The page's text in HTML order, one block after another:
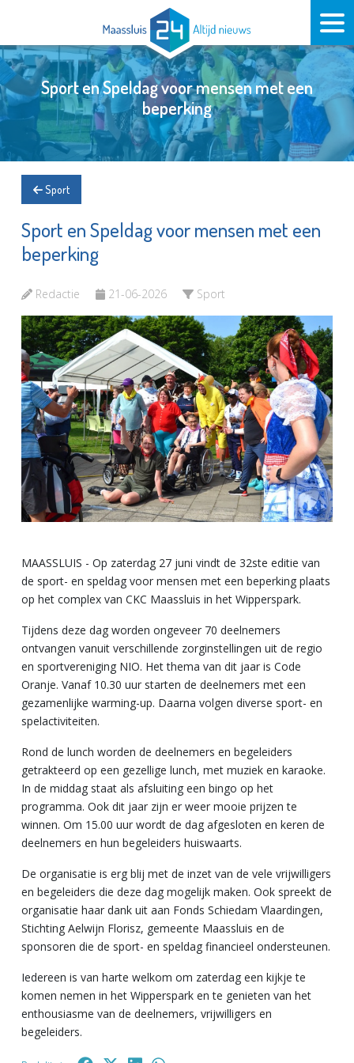
Sport en Speldag voor mensen met een
beperking
Sport
Sport en Speldag voor mensen met een
beperking
Redactie 21-06-2026 Sport
MAASSLUIS - Op zaterdag 27 juni vindt de 32ste editie van
de sport- en speldag voor mensen met een beperking plaats
op het complex van CKC Maassluis in het Wipperspark.
Tijdens deze dag worden ongeveer 70 deelnemers
ontvangen vanuit verschillende zorginstellingen uit de regio
en sportvereniging NIO. Het thema van dit jaar is Code
Oranje. Vanaf 10.30 uur starten de deelnemers met een
gezamenlijke warming-up. Daarna volgen diverse sport- en
spelactiviteiten.
Rond de lunch worden de deelnemers en begeleiders
getrakteerd op een gezellige lunch, met muziek en karaoke.
In de middag staat als afsluiting een bingo op het
programma. Ook dit jaar zijn er weer mooie prijzen te
winnen. Om 15.00 uur wordt de dag afgesloten en keren de
deelnemers en hun begeleiders huiswaarts.
De organisatie is erg blij met de inzet van de vele vrijwilligers
en begeleiders die deze dag mogelijk maken. Ook spreekt de
organisatie haar dank uit aan Fonds Schiedam Vlaardingen,
Stichting Aelwijn Florisz, gemeente Maassluis en de
sponsoren die de sport- en speldag financieel ondersteunen.
Iedereen is van harte welkom om zaterdag een kijkje te
komen nemen in het Wipperspark en te genieten van het
enthousiasme van de deelnemers, vrijwilligers en
begeleiders.